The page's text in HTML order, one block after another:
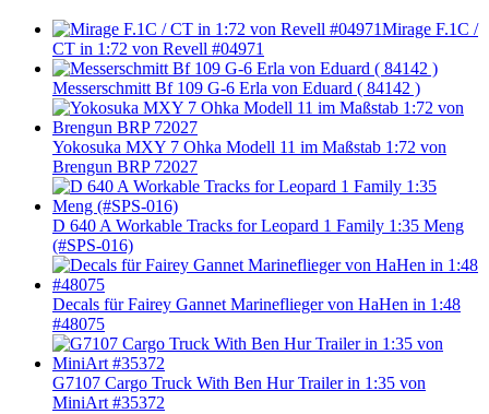
Mirage F.1C /
CT in 1:72 von Revell #04971
Messerschmitt Bf 109 G-6 Erla von Eduard ( 84142 )
Yokosuka MXY 7 Ohka Modell 11 im Maßstab 1:72 von
Brengun BRP 72027
D 640 A Workable Tracks for Leopard 1 Family 1:35 Meng
(#SPS-016)
Decals für Fairey Gannet Marineflieger von HaHen in 1:48
#48075
G7107 Cargo Truck With Ben Hur Trailer in 1:35 von
MiniArt #35372